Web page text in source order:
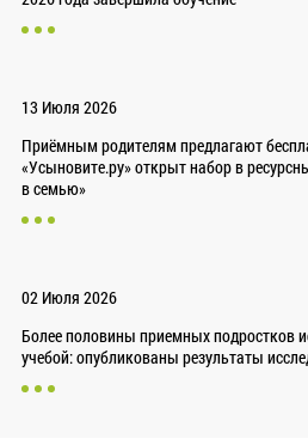
13 Июля 2026
Приёмным родителям предлагают
«Усыновите.ру» открыт набор в
в семью»
02 Июля 2026
Более половины приемных подростков
учебой: опубликованы результаты